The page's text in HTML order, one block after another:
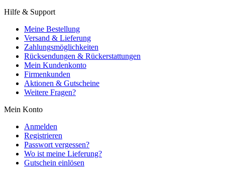
Hilfe & Support
Meine Bestellung
Versand & Lieferung
Zahlungsmöglichkeiten
Rücksendungen & Rückerstattungen
Mein Kundenkonto
Firmenkunden
Aktionen & Gutscheine
Weitere Fragen?
Mein Konto
Anmelden
Registrieren
Passwort vergessen?
Wo ist meine Lieferung?
Gutschein einlösen